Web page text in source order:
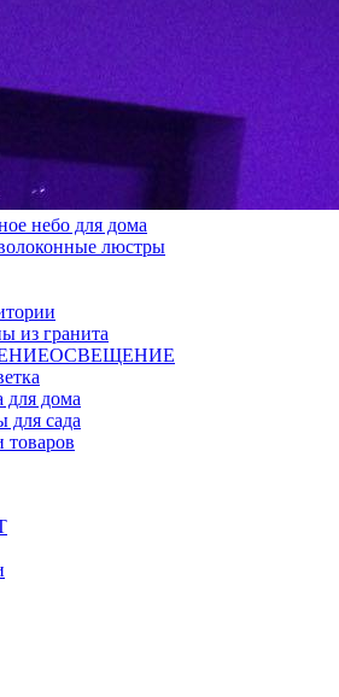
небо для дома
люстры
из гранита
ОСВЕЩЕНИЕ
для дома
для сада